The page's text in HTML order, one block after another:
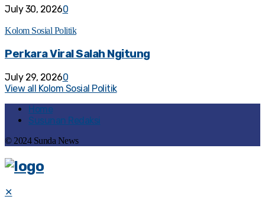
July 30, 20260
Kolom Sosial Politik
Perkara Viral Salah Ngitung
July 29, 20260
View all Kolom Sosial Politik
Home
Susunan Redaksi
© 2024 Sunda News
✕